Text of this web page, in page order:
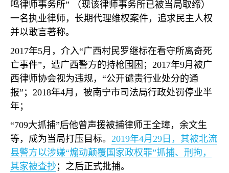
鸣律师事务所”
（现该律师事务所已被当局取缔）
一名执业律师，长期代理维权案件，追求民主人权
并以敢言著称。
2017年5月，介入“广西村民罗继标在看守所离奇死
亡事件” ，遭广西警方的持枪围困； 2017年9月被广
西律师协会视为违规， “公开谴责行业处分的通
报” ； 2018年4月，被南宁市司法局行政处罚停业半
年；
“709大抓捕”后他曾声援被捕律师王全璋，余文生
等，成为当局打压目标。 2019年4月 29 日，其被北流
县警方以涉嫌“煽动颠覆国家政权罪”抓捕、刑拘，
其家被查抄 ；之后正式批捕。